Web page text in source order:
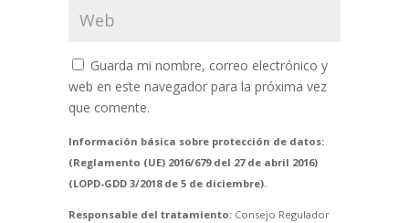
Guarda mi nombre, correo electrónico y
web en este navegador para la próxima vez
que comente.
Información básica sobre protección de datos:
(Reglamento (UE) 2016/679 del 27 de abril 2016)
(LOPD-GDD 3/2018 de 5 de diciembre).
Responsable del tratamiento:Consejo Regulador